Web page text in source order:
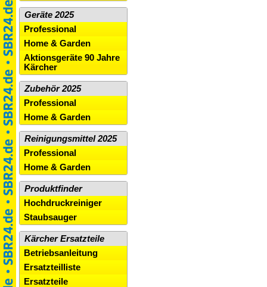
Geräte 2025
Professional
Home & Garden
Aktionsgeräte 90 Jahre
Kärcher
Zubehör 2025
Professional
Home & Garden
Reinigungsmittel 2025
Professional
Home & Garden
Produktfinder
Hochdruckreiniger
Staubsauger
Kärcher Ersatzteile
Betriebsanleitung
Ersatzteilliste
Ersatzteile